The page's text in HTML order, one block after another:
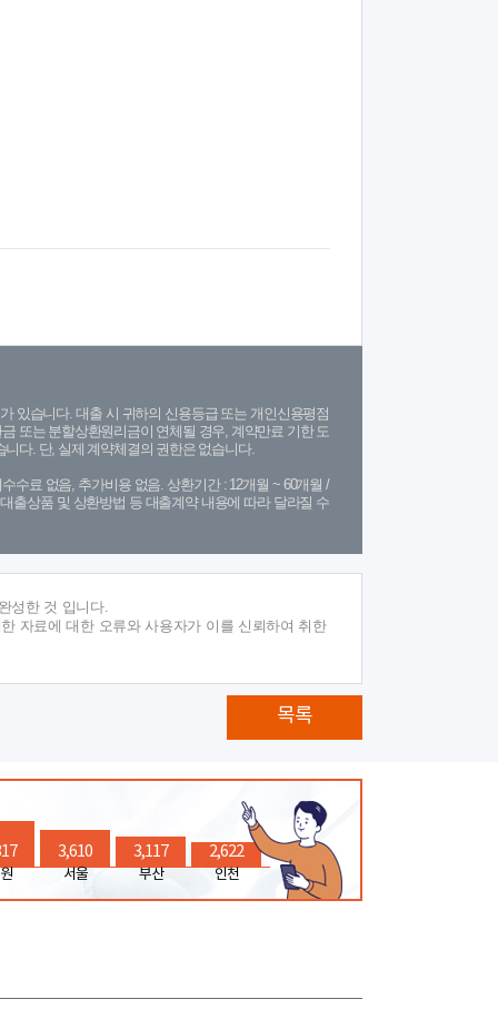
있습니다. 대출 시 귀하의 신용등급 또는 개인신용평점
또는 분할상환원리금이 연체될 경우, 계약만료 기한 도
다. 단, 실제 계약체결의 권한은 없습니다.
수료 없음, 추가비용 없음. 상환기간 : 12개월 ~ 60개월 /
출상품 및 상환방법 등 대출계약 내용에 따라 달라질 수
성한 것 입니다.
자료에 대한 오류와 사용자가 이를 신뢰하여 취한
목록
3,610
서울
3,117
부산
2,622
인천